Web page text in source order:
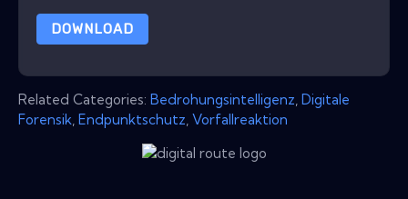
DOWNLOAD
Related Categories: Bedrohungsintelligenz Digitale
Forensik Endpunktschutz Vorfallreaktion